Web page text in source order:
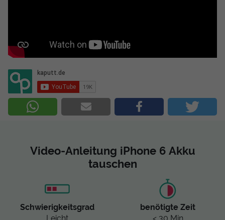
Video-Anleitung iPhone 6 Akku
tauschen
Schwierigkeitsgrad
benötigte Zeit